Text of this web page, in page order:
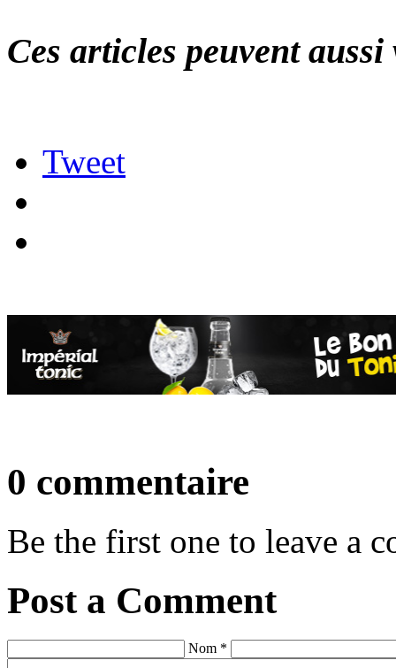
Ces articles peuvent
Tweet
0 commentaire
Be the first one to leave a
Post a Comment
Nom *